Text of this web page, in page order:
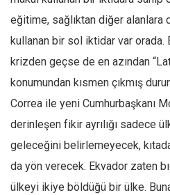
eğitime, sağlıktan diğer alanlara
kullanan bir sol iktidar var orada.
krizden geçse de en azından
konumundan kısmen çıkmış
Correa ile yeni Cumhurbaşkanı
derinleşen fikir ayrılığı sadece
geleceğini belirlemeyecek,
da yön verecek. Ekvador zaten
ülkeyi ikiye böldüğü bir ülke.